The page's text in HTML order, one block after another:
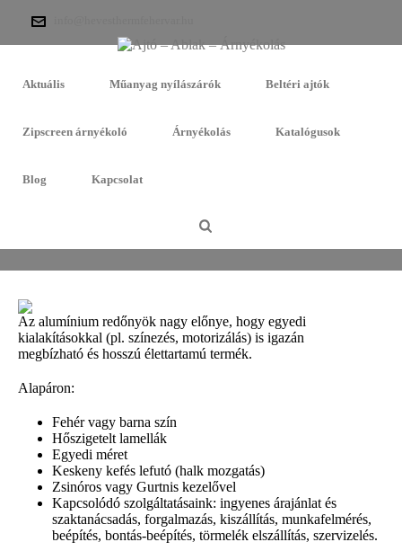
Aktuális Műanyag nyílászárók Beltéri ajtók
Zipscreen árnyékoló Árnyékolás Katalógusok
Blog Kapcsolat
ALUMÍNIUM REDŐNY
Az alumínium redőnyök nagy előnye, hogy egyedi
kialakításokkal (pl. színezés, motorizálás) is igazán
megbízható és hosszú élettartamú termék.
Alapáron:
Fehér vagy barna szín
Hőszigetelt lamellák
Egyedi méret
Keskeny kefés lefutó (halk mozgatás)
Zsinóros vagy Gurtnis kezelővel
Kapcsolódó szolgáltatásaink: ingyenes árajánlat és
szaktanácsadás, forgalmazás, kiszállítás, munkafelmérés,
beépítés, bontás-beépítés, törmelék elszállítás, szervizelés.